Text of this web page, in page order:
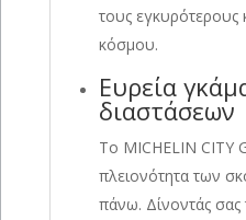
τους εγκυρότερους
κόσμου.
Ευρεία
διαστάσεων
Το MICHELIN CITY
πλειονότητα των
πάνω. Δίνοντάς σας